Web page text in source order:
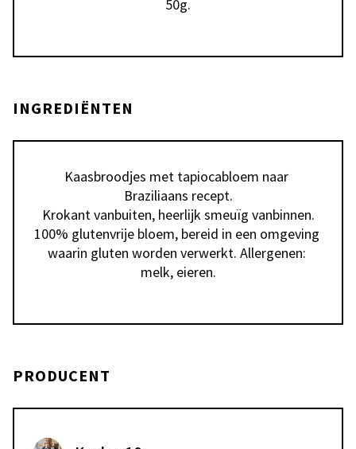
50g.
INGREDIËNTEN
Kaasbroodjes met tapiocabloem naar
Braziliaans recept.
Krokant vanbuiten, heerlijk smeuïg vanbinnen.
100% glutenvrije bloem, bereid in een omgeving
waarin gluten worden verwerkt. Allergenen:
melk, eieren.
PRODUCENT